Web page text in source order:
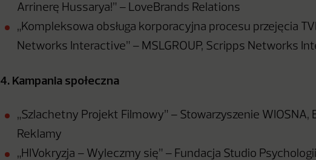
Arrinerę Hussarya!” – LoveBrands Relations
„Kompleksowa obsługa korporacyjna procesu przejęcia
Networks Interactive” – MSLGROUP, Scripps Networks
4. Kampania społeczna
„Szlachetny Projekt Filmowy” – Stowarzyszenie WIOSNA,
Reklamy
„HIVokryzja – Wyleczmy się” – Fundacja Studio